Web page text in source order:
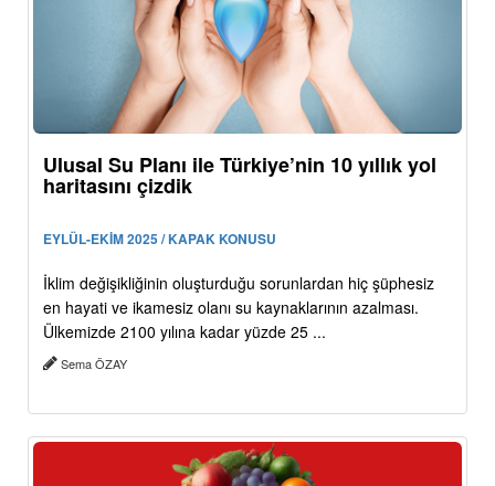
Ulusal Su Planı ile Türkiye’nin 10 yıllık yol
haritasını çizdik
EYLÜL-EKİM 2025 / KAPAK KONUSU
İklim değişikliğinin oluşturduğu sorunlardan hiç şüphesiz
en hayati ve ikamesiz olanı su kaynaklarının azalması.
Ülkemizde 2100 yılına kadar yüzde 25 ...
Sema ÖZAY